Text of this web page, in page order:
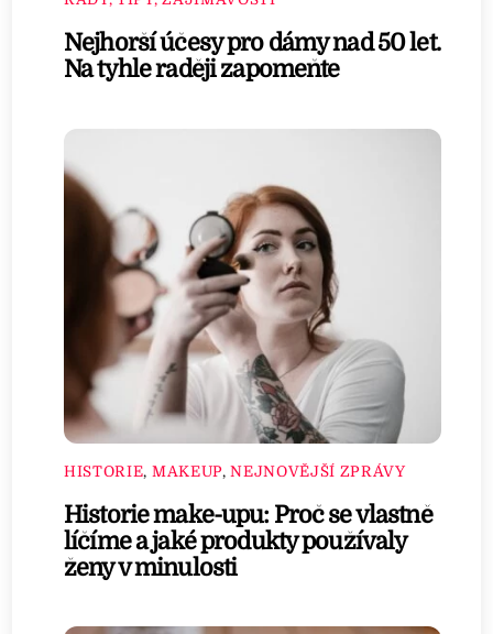
Nejhorší účesy pro dámy nad 50 let.
Na tyhle raději zapomeňte
HISTORIE, MAKEUP,NEJNOVĚJŠÍ ZPRÁVY
Historie make-upu: Proč se vlastně
líčíme a jaké produkty používaly
ženy v minulosti